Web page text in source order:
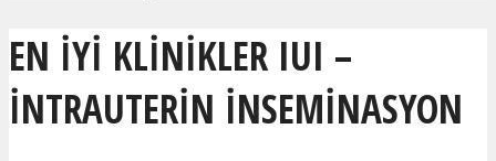
EN IYI KLINIKLER IUI –
İNTRAUTERIN INSEMINASYON